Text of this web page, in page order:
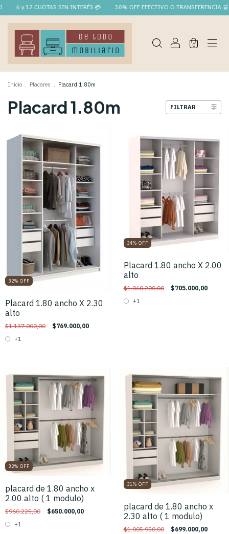
6 y 12 CUOTAS SIN INTERÉS 💳 30% OFF EFECTIVO O TRANSFERENCIA 🛒
0
Inicio . Placares . Placard 1.80m
Placard 1.80m FILTRAR
32% OFF
Placard 1.80 ancho X 2.30
alto
$1.137.000,00 $769.000,00
+1
34% OFF
Placard 1.80 ancho X 2.00
alto
$1.060.200,00 $705.000,00
+1
32% OFF
placard de 1.80 ancho x
2.00 alto ( 1 modulo)
$960.225,00 $650.000,00
+1
31% OFF
placard de 1.80 ancho x
2.30 alto ( 1 modulo)
$1.005.950,00 $699.000,00